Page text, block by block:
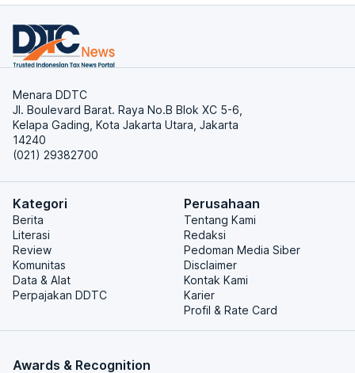
Menara DDTC
Jl. Boulevard Barat. Raya No.B Blok XC 5-6,
Kelapa Gading, Kota Jakarta Utara, Jakarta
14240
(021) 29382700
Kategori
Berita
Literasi
Review
Komunitas
Data & Alat
Perpajakan DDTC
Perusahaan
Tentang Kami
Redaksi
Pedoman Media Siber
Disclaimer
Kontak Kami
Karier
Profil & Rate Card
Awards & Recognition